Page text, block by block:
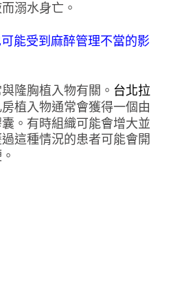
溺水身亡。
能受到麻醉管理不當的影
隆胸植入物有關。 台北拉
植入物通常會獲得一個由
。有時組織可能會增大並
這種情況的患者可能會開